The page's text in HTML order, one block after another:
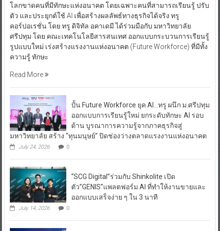
โลกขาดคนที่มีทักษะแห่งอนาคต โดยเฉพาะคนที่สามารถเรียนรู้ ปรับ
ตัว และประยุกต์ใช้ AI เพื่อสร้างผลลัพธ์ทางธุรกิจได้จริง ทรู
คอร์ปอเรชั่น โดย ทรู ดิจิทัล อคาเดมี ได้ร่วมมือกับ มหาวิทยาลัย
ศรีปทุม โดย คณะเทคโนโลยีสารสนเทศ ออกแบบกระบวนการเรียนรู้
รูปแบบใหม่ เร่งสร้างแรงงานแห่งอนาคต (Future Workforce) ที่มีทั้ง
ความรู้ ทักษะ
Read More
ปั้น Future Workforce ยุค AI…ทรู ผนึก ม.ศรีปทุม
ออกแบบการเรียนรู้ใหม่ ยกระดับทักษะ AI รอบ
ด้าน บูรณาการความรู้จากภาคธุรกิจสู่
มหาวิทยาลัย สร้าง “ทุนมนุษย์” ปิดช่องว่างตลาดแรงงานแห่งอนาคต
July 24, 2026 0
“SCG Digital”ร่วมกับ Shinkolite เปิด
ตัว”GENIS”แพลตฟอร์ม AI ที่ทำให้งานขายและ
ออกแบบเสร็จง่าย ๆ ใน 3 นาที
July 14, 2026 0